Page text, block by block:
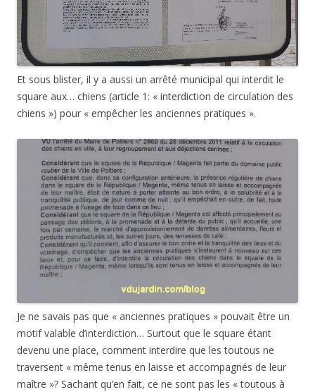
Et sous blister, il y a aussi un arrêté municipal qui interdit le
square aux… chiens (article 1: « interdiction de circulation des
chiens ») pour « empêcher les anciennes pratiques ».
Je ne savais pas que « anciennes pratiques » pouvait être un
motif valable d’interdiction… Surtout que le square étant
devenu une place, comment interdire que les toutous ne
traversent « même tenus en laisse et accompagnés de leur
maître »? Sachant qu’en fait, ce ne sont pas les « toutous à